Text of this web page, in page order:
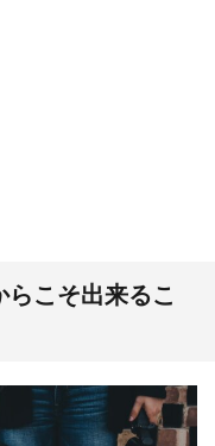
らこそ出来るこ